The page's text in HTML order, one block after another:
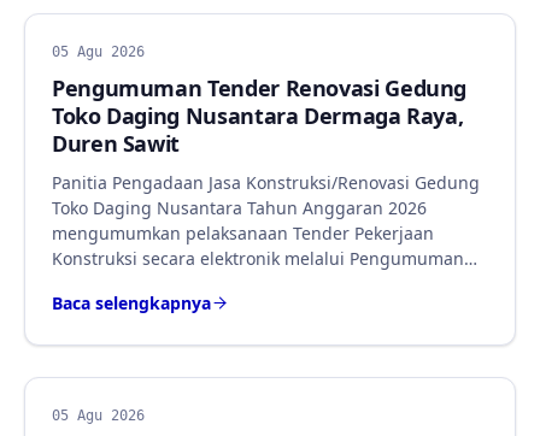
BERITA
05 Agu 2026
Pengumuman Tender Renovasi Gedung
Toko Daging Nusantara Dermaga Raya,
Duren Sawit
Panitia Pengadaan Jasa Konstruksi/Renovasi Gedung
Toko Daging Nusantara Tahun Anggaran 2026
mengumumkan pelaksanaan Tender Pekerjaan
Konstruksi secara elektronik melalui Pengumuman…
Baca selengkapnya
BERITA
05 Agu 2026